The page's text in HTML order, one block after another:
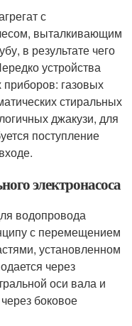
с
выталкивающим
в результате чего
устройства
газовых
стиральных
джакузи, для
поступление
электронасоса
водопровода
с перемещением
установленном
через
оси вала и
боковое